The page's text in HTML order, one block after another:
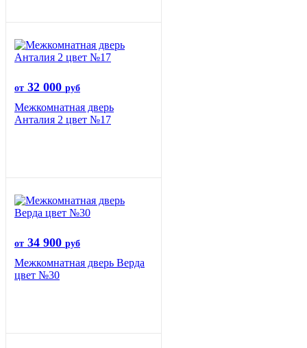
от 32 000 руб
Межкомнатная дверь
Анталия 2 цвет №17
от 34 900 руб
Межкомнатная дверь Верда
цвет №30